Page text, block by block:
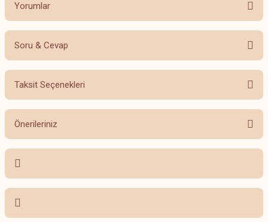
Yorumlar
Bu ürüne ilk yorumu siz yapın!
Soru & Cevap
Ürün hakkında henüz soru sorulmamış.
Taksit Seçenekleri
Önerileriniz
Bu ürünün fiyat bilgisi, resim, ürün açıklamalarında ve diğer konularda
yetersiz gördüğünüz noktaları öneri formunu kullanarak tarafımıza
iletebilirsiniz.